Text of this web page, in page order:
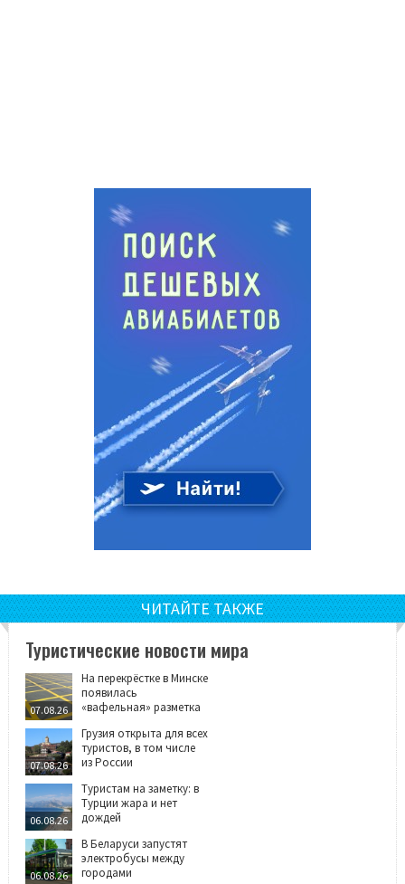
ЧИТАЙТЕ ТАКЖЕ
Туристические новости мира
07.08.26
На перекрёстке в Минске
появилась
«вафельная» разметка
07.08.26
Грузия открыта для всех
туристов, в том числе
из России
06.08.26
Туристам на заметку: в
Турции жара и нет
дождей
06.08.26
В Беларуси запустят
электробусы между
городами